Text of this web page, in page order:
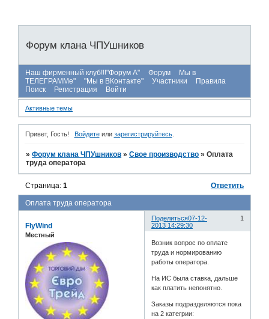
Форум клана ЧПУшников
Наш фирменный клуб!!!"Форум А" Форум
Мы в
ТЕЛЕГРАММе"
"Мы в ВКонтакте" Участники
Правила
Поиск
Регистрация Войти
Активные темы
Привет, Гость! Войдитеили зарегистрируйтесь.
»Форум клана ЧПУшников »Свое производство »Оплата
труда оператора
Оплата труда оператора
Страница:1 Ответить
Поделиться 1
07-12-
2013 14:29:30
FlyWind
Местный
Возник вопрос по оплате
труда и нормированию
работы оператора.
На ИС была ставка, дальше
как платить непонятно.
Заказы подразделяются пока
на 2 категрии: